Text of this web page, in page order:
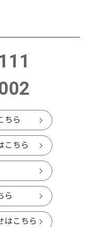
ちら
こちら
ら
はこちら